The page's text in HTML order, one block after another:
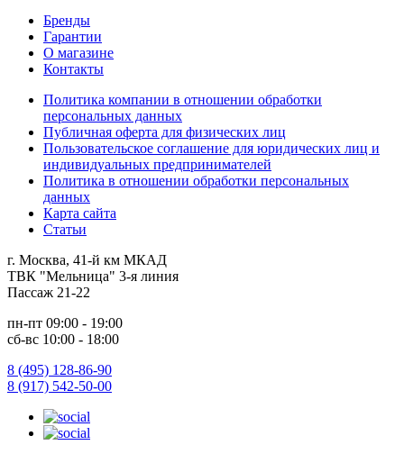
Бренды
Гарантии
О магазине
Контакты
Политика компании в отношении обработки
персональных данных
Публичная оферта для физических лиц
Пользовательское соглашение для юридических лиц и
индивидуальных предпринимателей
Политика в отношении обработки персональных
данных
Карта сайта
Статьи
г. Москва, 41-й км МКАД
ТВК "Мельница" 3-я линия
Пассаж 21-22
пн-пт 09:00 - 19:00
сб-вс 10:00 - 18:00
8 (495) 128-86-90
8 (917) 542-50-00